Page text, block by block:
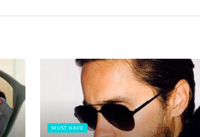
MUST HAVE